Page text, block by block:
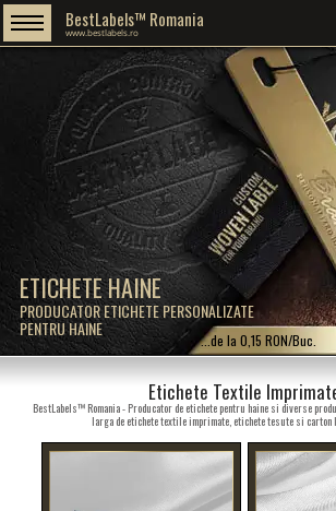
ETICHETE HAINE
PRODUCATOR ETICHETE PERSONALIZATE
PENTRU HAINE
BestLabels™ Romania
www.bestlabels.ro
...de la 0,15 RON/Buc.
Etichete Textile
BestLabels™ Romania - Producator de etichete pentru haine si diverse
larga de etichete textile imprimate, etichete tesute si